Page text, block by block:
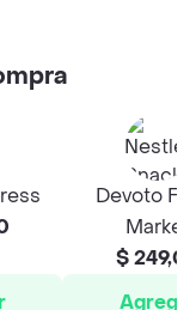
Devoto
Market
$
Agregar